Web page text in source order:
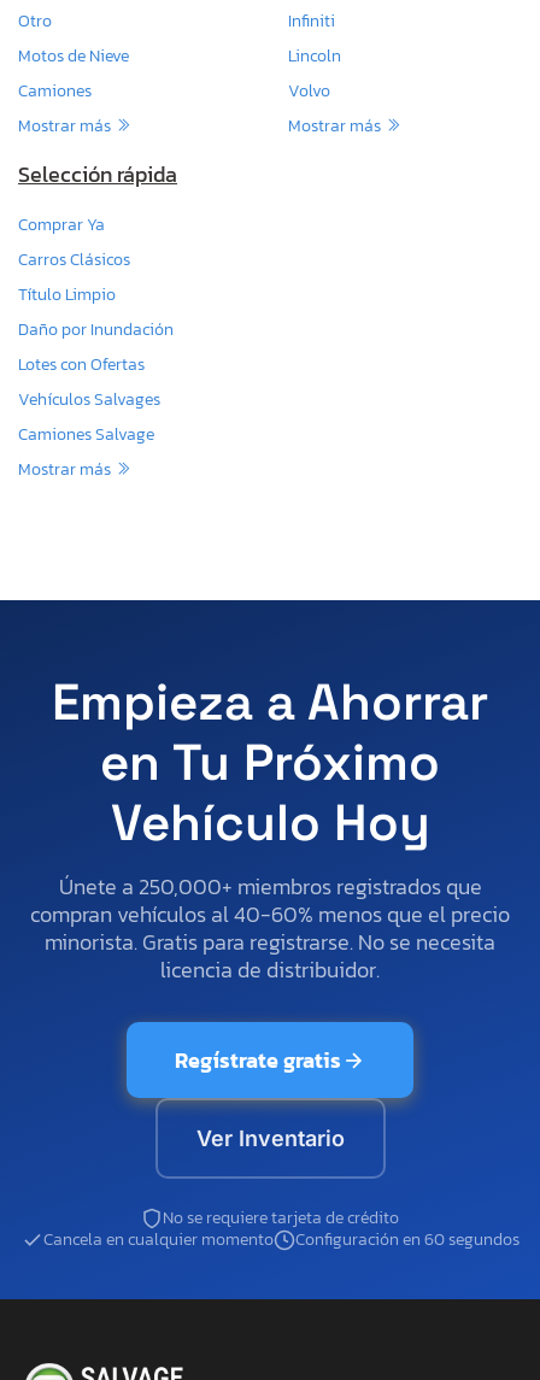
Otro
Motos de Nieve
Camiones
Mostrar más
Infiniti
Lincoln
Volvo
Mostrar más
Selección rápida
Comprar Ya
Carros Clásicos
Título Limpio
Daño por Inundación
Lotes con Ofertas
Vehículos Salvages
Camiones Salvage
Mostrar más
Empieza a Ahorrar
en Tu Próximo
Vehículo Hoy
Únete a 250,000+ miembros registrados que
compran vehículos al 40-60% menos que el precio
minorista. Gratis para registrarse. No se necesita
licencia de distribuidor.
Regístrate gratis
Ver Inventario
No se requiere tarjeta de crédito
Cancela en cualquier momento
Configuración en 60 segundos